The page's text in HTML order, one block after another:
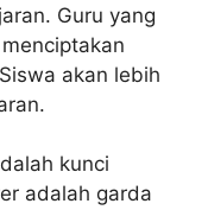
Guru yang
akan lebih
kunci
adalah garda